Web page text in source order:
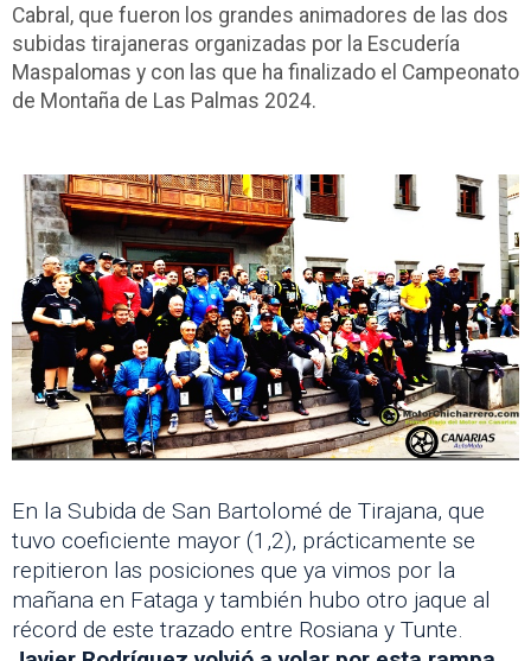
Cabral, que fueron los grandes animadores de las dos
subidas tirajaneras organizadas por la Escudería
Maspalomas y con las que ha finalizado el Campeonato
de Montaña de Las Palmas 2024.
En la Subida de San Bartolomé de Tirajana, que
tuvo coeficiente mayor (1,2), prácticamente se
repitieron las posiciones que ya vimos por la
mañana en Fataga y también hubo otro jaque al
récord de este trazado entre Rosiana y Tunte.